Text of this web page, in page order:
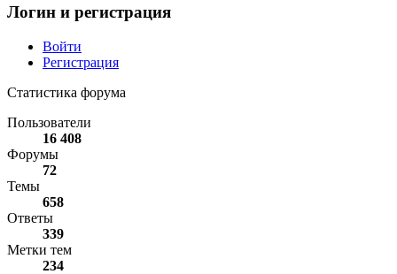
Логин и регистрация
Войти
Регистрация
Статистика форума
Пользователи
16 408
Форумы
72
Темы
658
Ответы
339
Метки тем
234